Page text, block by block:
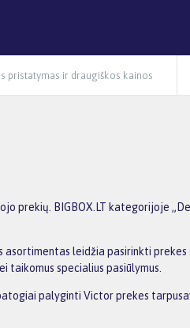
pristatymas ir draugiškos kainos
prekių. BIGBOX.LT kategorijoje
asortimentas leidžia pasirinkti
specialius pasiūlymus.
palyginti Victor prekes